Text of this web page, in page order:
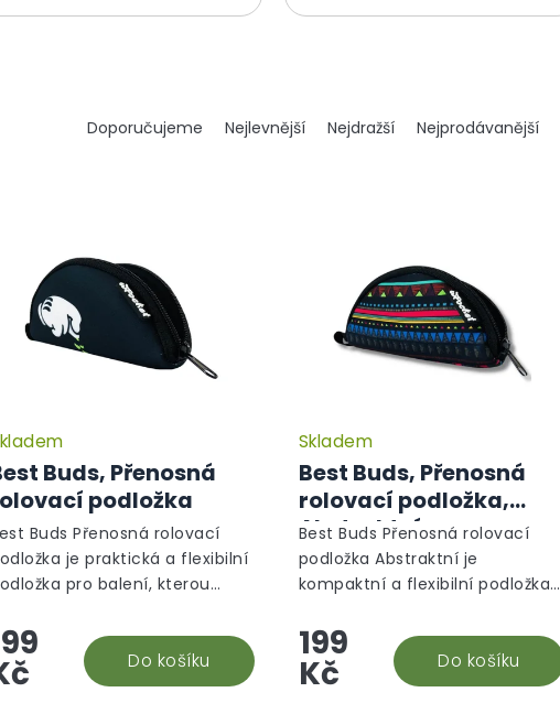
Ř
a
p
o
d
u
Doporučujeme Nejlevnější Nejdražší Nejprodávanější
Buds, Přenosná
podložka
Do košíku
Buds Přenosná rolovací
je praktická a flexibilní
pro balení, kterou
s sebou. Vyrobena z
silikonového...
Best Buds, Přenosná
rolovací podložka,
Abstraktní
Skladem
199
Kč Do košíku
Best Buds Přenosná rolovací
podložka Abstraktní je
kompaktní a flexibilní podložka
abstraktním designem,
vyrobená z odolného silikonu.
Lze ji...